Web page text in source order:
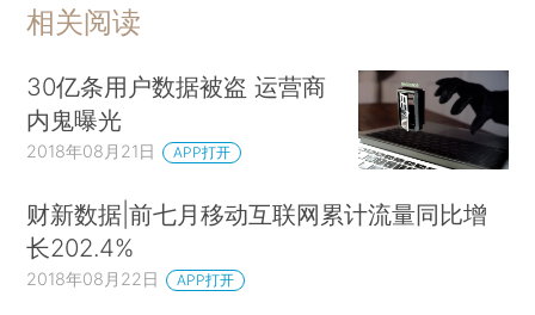
相关阅读
30亿条用户数据被盗 运营商
内鬼曝光
2018年08月21日 APP打开
财新数据|前七月移动互联网累计流量同比增
长202.4%
2018年08月22日 APP打开